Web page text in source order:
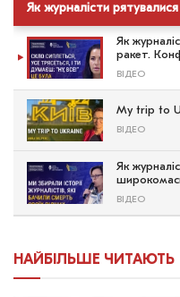
Як
ракет.
ВІДЕО
My trip to
ВІДЕО
Як
ВІДЕО
НАЙБІЛЬШЕ ЧИТАЮТЬ